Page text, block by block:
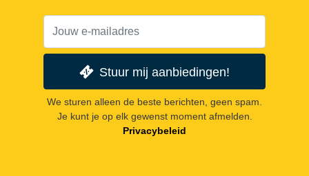
Stuur mij aanbiedingen!
We sturen alleen de beste berichten, geen spam.
Je kunt je op elk gewenst moment afmelden.
Privacybeleid